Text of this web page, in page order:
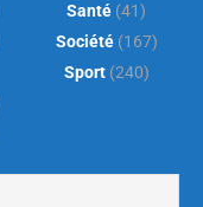
Santé (41)
Société(167)
Sport(240)